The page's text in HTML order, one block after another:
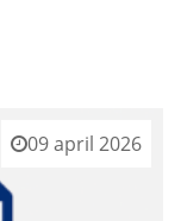
09 april 2026